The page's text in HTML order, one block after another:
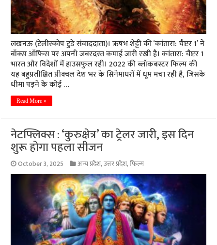
लखनऊ (टेलीस्कोप टुडे संवाददाता)। ऋषभ शेट्टी की ‘कांतारा: चैप्टर 1’ ने
बॉक्स ऑफिस पर अपनी जबरदस्त कमाई जारी रखी है। कांतारा: चैप्टर 1
भारत और विदेशों में हाउसफुल रही। 2022 की ब्लॉकबस्टर फिल्म की
यह बहुप्रतीक्षित प्रीक्वल देश भर के सिनेमाघरों में धूम मचा रही है, जिसके
धीमा पड़ने के कोई …
Read More »
नेटफ्लिक्स : ‘कुरुक्षेत्र’ का ट्रेलर जारी, इस दिन
शुरू होगा पहला सीजन
October 3, 2025 अन्य प्रदेश,उत्तर प्रदेश,फिल्म